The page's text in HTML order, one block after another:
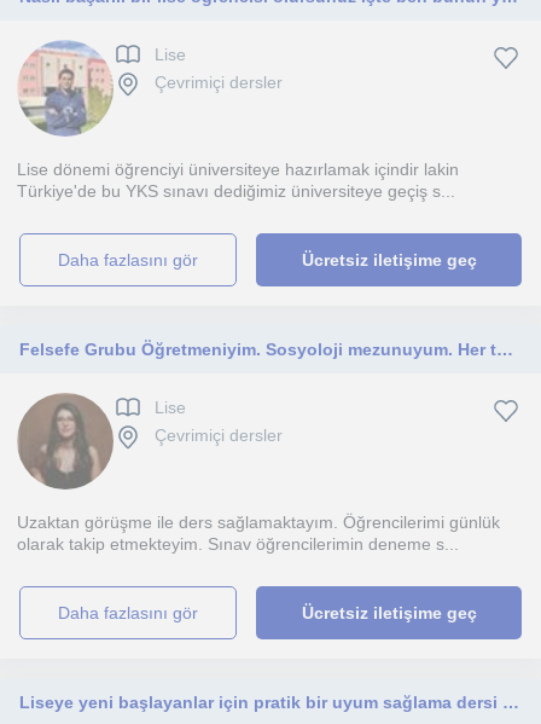
Lise
Çevrimiçi dersler
Lise dönemi öğrenciyi üniversiteye hazırlamak içindir lakin
Türkiye'de bu YKS sınavı dediğimiz üniversiteye geçiş s...
daha fazlasını gör Ücretsiz iletişime geç
Felsefe Grubu Öğretmeniyim. Sosyoloji mezunuyum. Her türlü eğitim müfredatı ve sınav yönetmeliğine hakimim. LGS/YKS hazırlık
Lise
Çevrimiçi dersler
Uzaktan görüşme ile ders sağlamaktayım. Öğrencilerimi günlük
olarak takip etmekteyim. Sınav öğrencilerimin deneme s...
daha fazlasını gör Ücretsiz iletişime geç
Liseye yeni başlayanlar için pratik bir uyum sağlama dersi ve lise derslerine yardımcı olmak isterim.